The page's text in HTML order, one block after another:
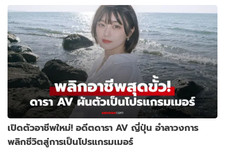
เปิดตัวอาชีพใหม่! อดีตดารา AV ญี่ปุ่น อำลาวงการ
พลิกชีวิตสู่การเป็นโปรแกรมเมอร์